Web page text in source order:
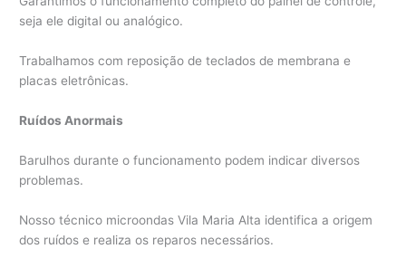
seja ele digital ou analógico.
Trabalhamos com reposição de teclados de membrana e
placas eletrônicas.
Ruídos Anormais
Barulhos durante o funcionamento podem indicar diversos
problemas.
Nosso técnico microondas Vila Maria Alta identifica a origem
dos ruídos e realiza os reparos necessários.